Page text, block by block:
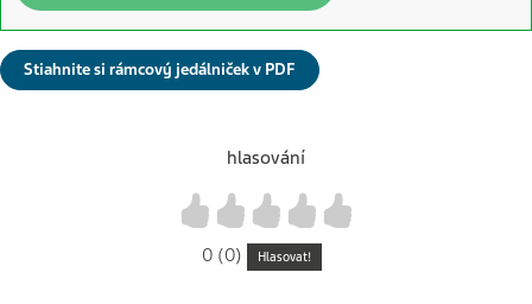
Stiahnite si rámcový jedálniček v PDF
hlasování
4
3
2
1
0 (0) Hlasovat!